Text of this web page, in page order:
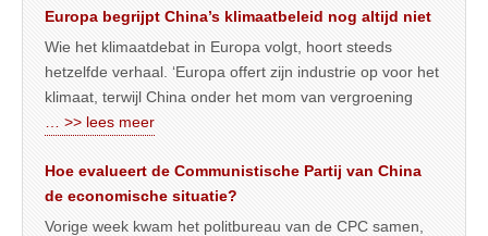
Europa begrijpt China’s klimaatbeleid nog altijd niet
Wie het klimaatdebat in Europa volgt, hoort steeds
hetzelfde verhaal. ‘Europa offert zijn industrie op voor het
klimaat, terwijl China onder het mom van vergroening
… >> lees meer
Hoe evalueert de Communistische Partij van China
de economische situatie?
Vorige week kwam het politbureau van de CPC samen,